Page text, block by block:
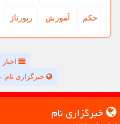
حكم آموزش رپورتاژ
اخبار
خبرگزاری
خبرگزاری نام